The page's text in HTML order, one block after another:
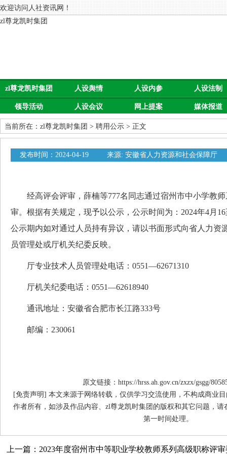
欢迎访问人社资讯网！
zl尊龙凯时集团
zl尊龙凯时集团 人设舆情 人设内参 人设法制
领导活动 人设会议 网上提案 媒体报道
当前所在： zl尊龙凯时集团 > 聘用公示 > 正文
发布时间：2024-04-19 来源: 安徽省人力资源和社会保障厅
经高评会评审，薛楠等777名同志通过宿州市中小学教师
审。根据有关规定，现予以公示，公示时间为：2024年4月
公示期内如对通过人员持有异议，请以书面形式向省人力资
员管理处或厅机关纪委反映。
厅专业技术人员管理处电话：0551—62671310
厅机关纪委电话：0551—62618940
通讯地址：安徽省合肥市长江路333号
邮编：230061
原文链接：https://hrss.ah.gov.cn/zxzx/gsgg/
[免责声明] 本文来源于网络转载，仅供学习交流使用，不构成商业
作者所有，如涉及作品内容、zl尊龙凯时集团的版权和其它问题，请
第一时间处理。
上一篇：2023年度宿州市中等职业学校教师系列高级职称评